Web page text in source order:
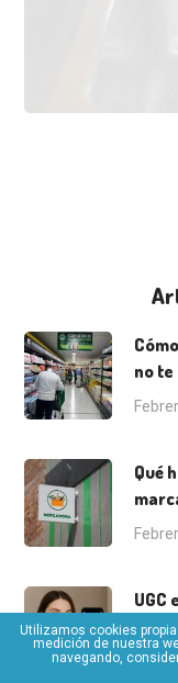
no
Qué
UGC
Utilizamos cookies
medición de nuestra
navegando,